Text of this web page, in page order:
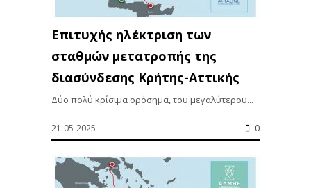
Επιτυχής ηλέκτριση των
σταθμών μετατροπής της
διασύνδεσης Κρήτης-Αττικής
Δύο πολύ κρίσιμα ορόσημα, του μεγαλύτερου...
21-05-2025 0